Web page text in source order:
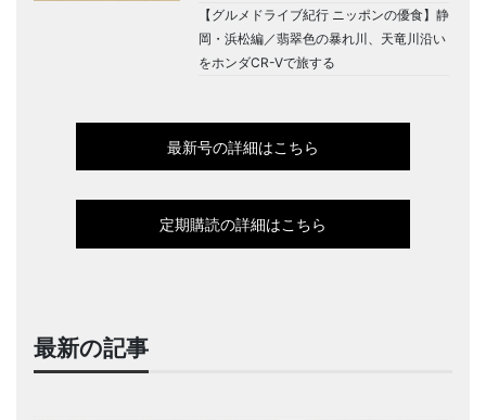
【グルメドライブ紀行 ニッポンの優食】静
岡・浜松編／翡翠色の暴れ川、天竜川沿い
をホンダCR-Vで旅する
最新号の詳細はこちら
定期購読の詳細はこちら
最新の記事